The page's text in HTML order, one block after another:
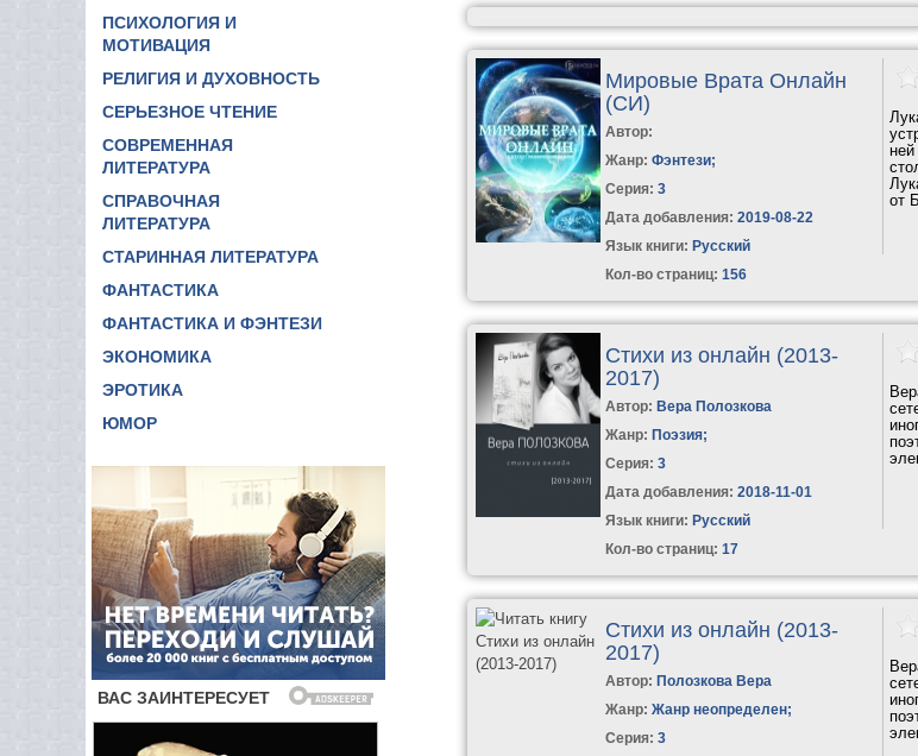
ПСИХОЛОГИЯ И
МОТИВАЦИЯ
РЕЛИГИЯ И ДУХОВНОСТЬ
СЕРЬЕЗНОЕ ЧТЕНИЕ
СОВРЕМЕННАЯ
ЛИТЕРАТУРА
СПРАВОЧНАЯ
ЛИТЕРАТУРА
СТАРИННАЯ ЛИТЕРАТУРА
ФАНТАСТИКА
ФАНТАСТИКА И ФЭНТЕЗИ
ЭКОНОМИКА
ЭРОТИКА
ЮМОР
Мировые Врата Онлайн
(СИ)
Автор:
Жанр: Фэнтези;
Серия:3
Дата добавления: 2019-08-22
Язык книги: Русский
Кол-во страниц: 156
от
Стихи из онлайн (2013-
2017)
Автор: Вера Полозкова
Жанр: Поэзия;
Серия:3
Дата добавления: 2018-11-01
Язык книги: Русский
Кол-во страниц: 17
Стихи из онлайн (2013-
2017)
Автор: Полозкова Вера
Жанр: Жанр неопределен;
Серия:3